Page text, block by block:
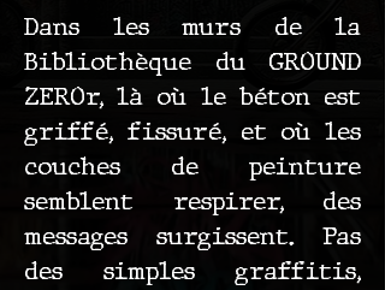
Dans les murs de la
Bibliothèque du GROUND
ZEROr, là où le béton est
griffé, fissuré, et où les
couches de peinture
semblent respirer, des
messages surgissent. Pas
des simples graffitis,